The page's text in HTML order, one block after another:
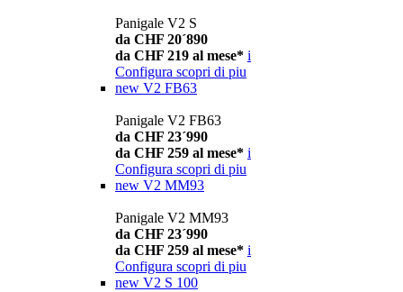
Panigale V2 S
da CHF 20´890
da CHF 219 al mese* i
Configura scopri di piu
new V2 FB63
Panigale V2 FB63
da CHF 23´990
da CHF 259 al mese* i
Configura scopri di piu
new V2 MM93
Panigale V2 MM93
da CHF 23´990
da CHF 259 al mese* i
Configura scopri di piu
new V2 S 100